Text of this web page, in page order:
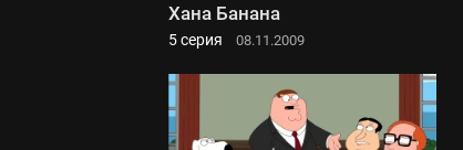
Хана Банана
5 серия 08.11.2009